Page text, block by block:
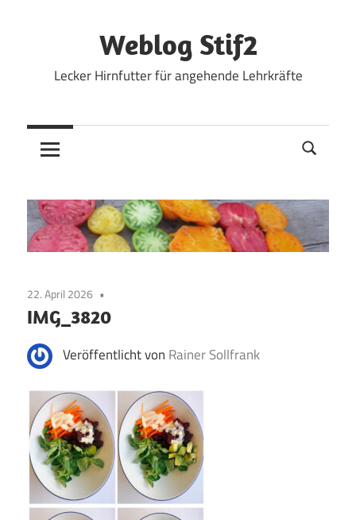
Weblog Stif2
Lecker Hirnfutter für angehende Lehrkräfte
22. April 2026
IMG_3820
Veröffentlicht von Rainer Sollfrank